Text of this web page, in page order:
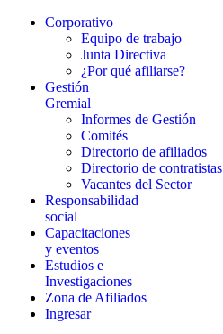
Corporativo
Equipo de trabajo
Junta Directiva
¿Por qué afiliarse?
Gestión
Gremial
Informes de Gestión
Comités
Directorio de afiliados
Directorio de contratistas
Vacantes del Sector
Responsabilidad
social
Capacitaciones
y eventos
Estudios e
Investigaciones
Zona de Afiliados
Ingresar